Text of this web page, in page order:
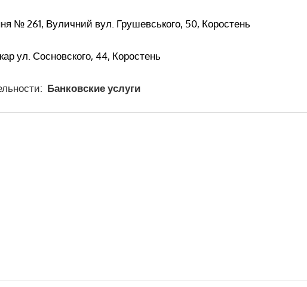
№ 261, Вуличний вул. Грушевського, 50, Коростень
ул. Сосновского, 44, Коростень
Банковские услуги